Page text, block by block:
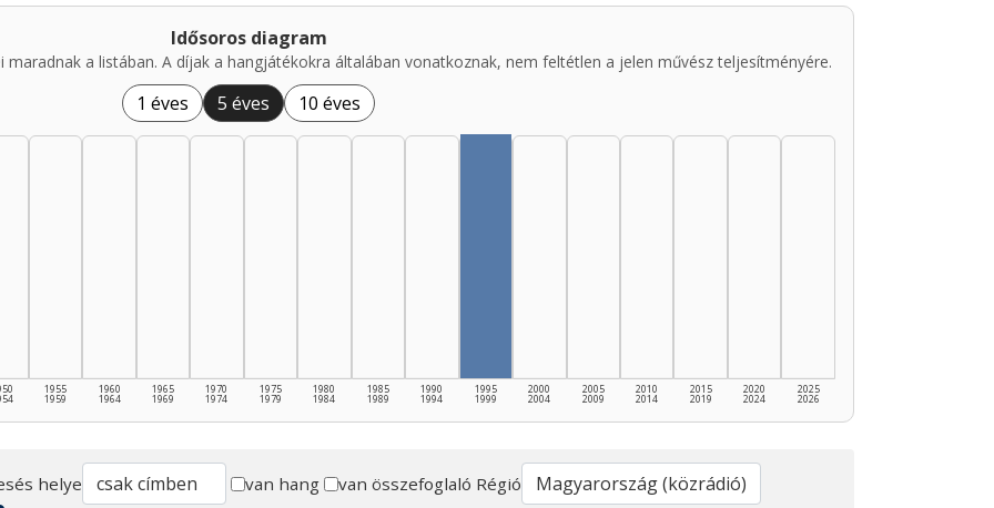
Idősoros diagram
a listában. A díjak a hangjátékokra általában vonatkoznak, nem feltétlen a jelen művész teljesítményére.
1 éves 5 éves 10 éves
1955
1959
1960
1964
1965
1969
1970
1974
1975
1979
1980
1984
1985
1989
1990
1994
1995
1999
2000
2004
2005
2009
2010
2014
2015
2019
2020
2024
2025
2026
helye van hang van összefoglaló Régió